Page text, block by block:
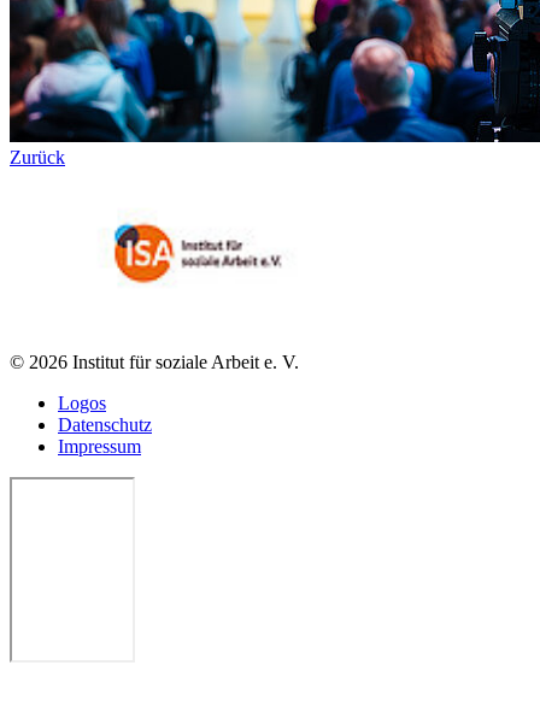
Zurück
© 2026 Institut für soziale Arbeit e. V.
Logos
Datenschutz
Impressum